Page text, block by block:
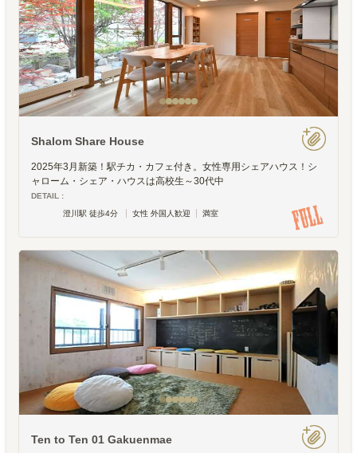
Shalom Share House
2025年3月新築！駅チカ・カフェ付き。女性専用シェアハウス！シ
ャローム・シェア・ハウスは高校生～30代中
DETAIL :
澄川駅 徒歩4分
女性 外国人歓迎 満室
Ten to Ten 01 Gakuenmae